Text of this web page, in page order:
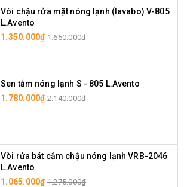
Vòi chậu rửa mặt nóng lạnh (lavabo) V-805
L.Avento
1.350.000₫ 1.650.000₫
Sen tắm nóng lạnh S - 805 L.Avento
1.780.000₫ 2.140.000₫
Vòi rửa bát cắm chậu nóng lạnh VRB-2046
L.Avento
1.065.000₫ 1.275.000₫